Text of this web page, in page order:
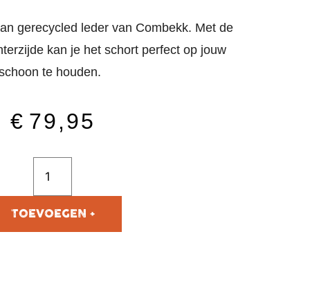
gerecycled leder van Combekk. Met de
kan je het schort perfect op jouw
te houden.
€ 79,95
TOEVOEGEN AAN
WINKELWAGEN